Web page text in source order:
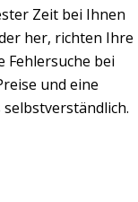
Zeit bei Ihnen
her, richten Ihre
bei
und eine